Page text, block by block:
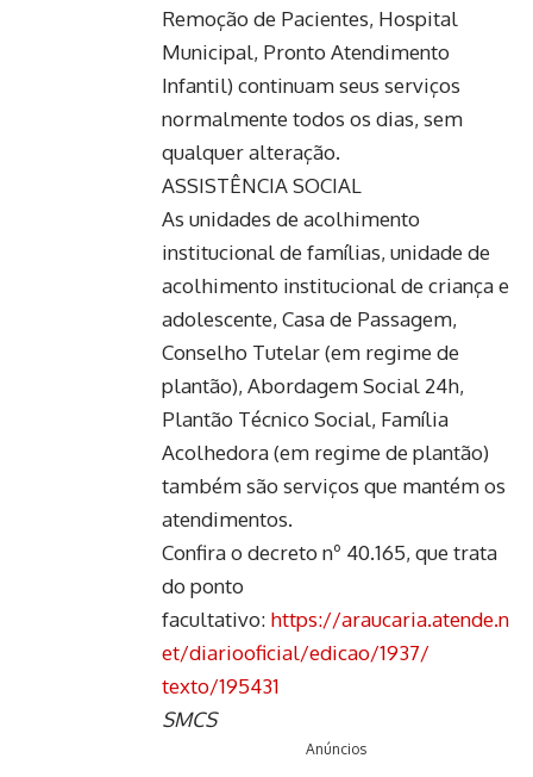
Remoção de Pacientes, Hospital
Municipal, Pronto Atendimento
Infantil) continuam seus serviços
normalmente todos os dias, sem
qualquer alteração.
ASSISTÊNCIA SOCIAL
As unidades de acolhimento
institucional de famílias, unidade de
acolhimento institucional de criança e
adolescente, Casa de Passagem,
Conselho Tutelar (em regime de
plantão), Abordagem Social 24h,
Plantão Técnico Social, Família
Acolhedora (em regime de plantão)
também são serviços que mantém os
atendimentos.
Confira o decreto nº 40.165, que trata
do ponto
facultativo: https://araucaria.atende.n
et/diariooficial/edicao/1937/
texto/195431
SMCS
Anúncios